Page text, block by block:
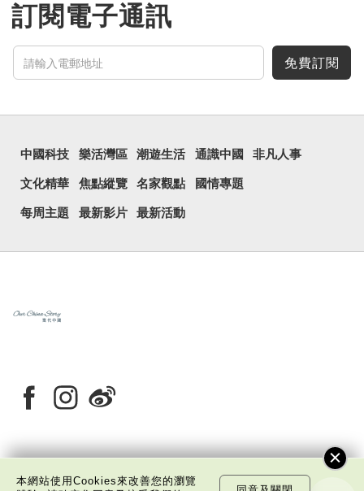
訂閱電子通訊
免費訂閱
中國科技 樂活灣區 潮遊生活 通識中國 非凡人事
文化精華 焦點縱覽 名家觀點 國情專題
每周主題 最新影片 最新活動
私隱政策聲明 免責聲明
本網站使用Cookies來改善您的瀏覽